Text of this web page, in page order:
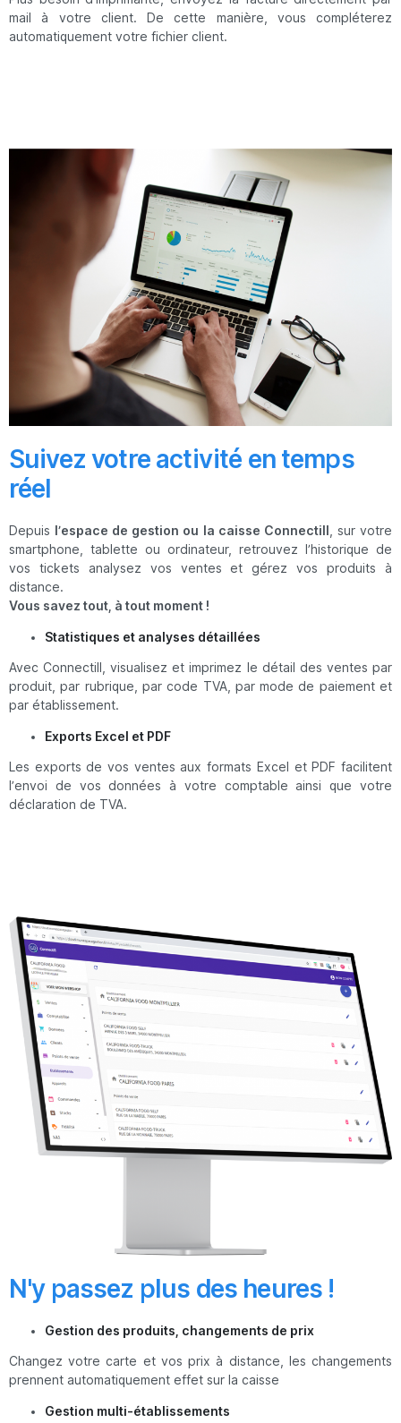
mail à votre client. De cette manière, vous compléterez
automatiquement votre fichier client.
Suivez votre activité en temps
réel
Depuis l’espace de gestion ou la caisse Connectill
, sur votre
smartphone, tablette ou ordinateur, retrouvez l’historique de
vos tickets analysez vos ventes et gérez vos produits à
distance.
Vous savez tout, à tout moment !
Statistiques et analyses détaillées
Avec Connectill, visualisez et imprimez le détail des ventes par
produit, par rubrique, par code TVA, par mode de paiement et
par établissement.
Exports Excel et PDF
Les exports de vos ventes aux formats Excel et PDF facilitent
l’envoi de vos données à votre comptable ainsi que votre
déclaration de TVA.
N'y passez plus des heures !
Gestion des produits, changements de prix
Changez votre carte et vos prix à distance, les changements
prennent automatiquement effet sur la caisse
Gestion multi-établissements